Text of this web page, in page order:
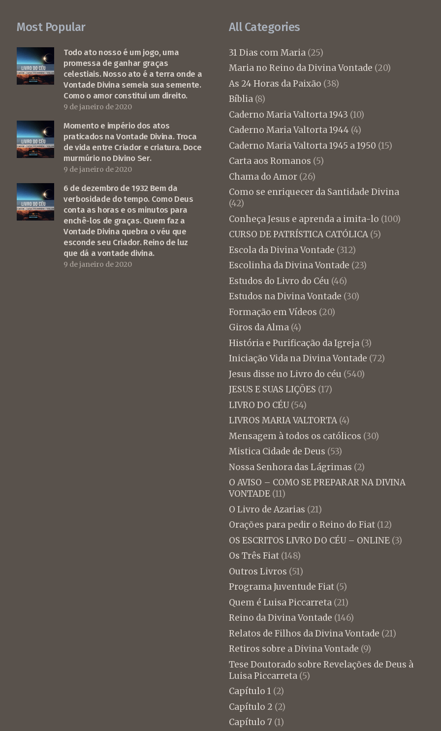
Most Popular
Todo ato nosso é um jogo, uma
promessa de ganhar graças
celestiais. Nosso ato é a terra onde a
Vontade Divina semeia sua semente.
Como o amor constitui um direito.
9 de janeiro de 2020
Momento e império dos atos
praticados na Vontade Divina. Troca
de vida entre Criador e criatura. Doce
murmúrio no Divino Ser.
9 de janeiro de 2020
6 de dezembro de 1932 Bem da
verbosidade do tempo. Como Deus
conta as horas e os minutos para
enchê-los de graças. Quem faz a
Vontade Divina quebra o véu que
esconde seu Criador. Reino de luz
que dá a vontade divina.
9 de janeiro de 2020
All Categories
31 Dias com Maria(25)
Maria no Reino da Divina Vontade (20)
As 24 Horas da Paixão (38)
Bíblia(8)
Caderno Maria Valtorta 1943 (10)
Caderno Maria Valtorta 1944(4)
Caderno Maria Valtorta 1945 a 1950 (15)
Carta aos Romanos (5)
Chama do Amor(26)
Como se enriquecer da Santidade Divina
(42)
Conheça Jesus e aprenda a imita-lo (100)
CURSO DE PATRÍSTICA CATÓLICA(5)
Escola da Divina Vontade (312)
Escolinha da Divina Vontade (23)
Estudos do Livro do Céu (46)
Estudos na Divina Vontade (30)
Formação em Vídeos (20)
Giros da Alma(4)
História e Purificação da Igreja(3)
Iniciação Vida na Divina Vontade (72)
Jesus disse no Livro do céu (540)
JESUS E SUAS LIÇÕES (17)
LIVRO DO CÉU(54)
LIVROS MARIA VALTORTA(4)
Mensagem à todos os católicos (30)
Mistica Cidade de Deus (53)
Nossa Senhora das Lágrimas (2)
O AVISO – COMO SE PREPARAR NA DIVINA
VONTADE(11)
O Livro de Azarias (21)
Orações para pedir o Reino do Fiat(12)
OS ESCRITOS LIVRO DO CÉU – ONLINE(3)
Os Três Fiat(148)
Outros Livros (51)
Programa Juventude Fiat(5)
Quem é Luisa Piccarreta(21)
Reino da Divina Vontade (146)
Relatos de Filhos da Divina Vontade (21)
Retiros sobre a Divina Vontade (9)
Tese Doutorado sobre Revelações de Deus à
Luisa Piccarreta(5)
Capítulo 1 (2)
Capítulo 2 (2)
Capítulo 7 (1)